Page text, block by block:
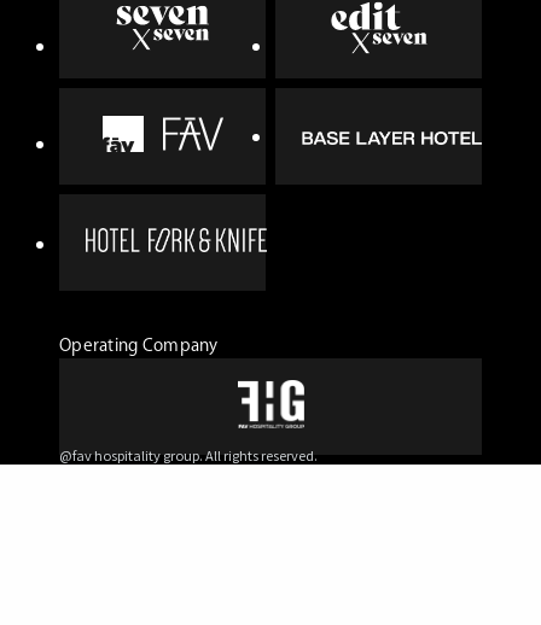
Operating Company
@fav hospitality group. All rights reserved.